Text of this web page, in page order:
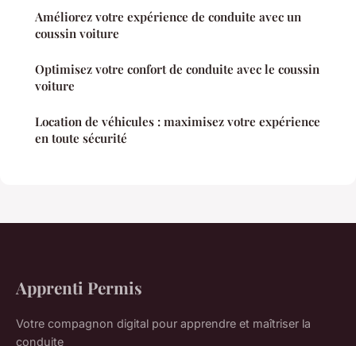
Améliorez votre expérience de conduite avec un
coussin voiture
Optimisez votre confort de conduite avec le coussin
voiture
Location de véhicules : maximisez votre expérience
en toute sécurité
Apprenti Permis
Votre compagnon digital pour apprendre et maîtriser la
conduite